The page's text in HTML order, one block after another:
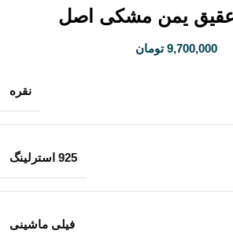
عقیق یمن مشکی اصل
9,700,000 تومان
نقره
925 استرلینگ
فیلی ماشینی